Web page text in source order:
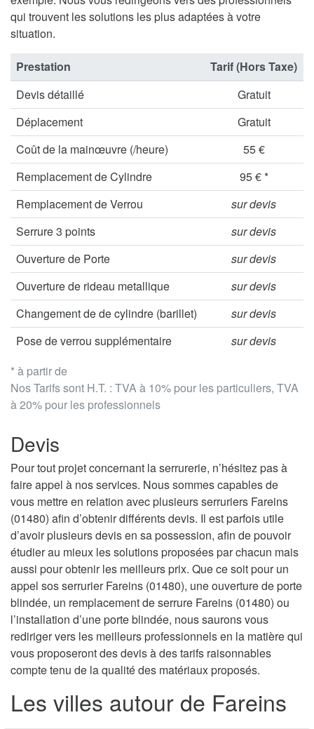
qui trouvent les solutions les plus adaptées à votre
situation.
* à partir de
Nos Tarifs sont H.T. : TVA à 10% pour les particuliers, TVA
à 20% pour les professionnels
Prestation
Tarif (Hors Taxe)
Devis détaillé
Gratuit
Déplacement
Gratuit
Coût de la mainœuvre (/heure)
55 €
Remplacement de Cylindre
95 € *
Remplacement de Verrou
sur devis
Serrure 3 points
sur devis
Ouverture de Porte
sur devis
Ouverture de rideau metallique
sur devis
Changement de de cylindre (barillet)
sur devis
Pose de verrou supplémentaire
sur devis
Devis
Pour tout projet concernant la serrurerie, n’hésitez pas à
faire appel à nos services. Nous sommes capables de
vous mettre en relation avec plusieurs serruriers Fareins
(01480) afin d’obtenir différents devis. Il est parfois utile
d’avoir plusieurs devis en sa possession, afin de pouvoir
étudier au mieux les solutions proposées par chacun mais
aussi pour obtenir les meilleurs prix. Que ce soit pour un
appel sos serrurier Fareins (01480), une ouverture de porte
blindée, un remplacement de serrure Fareins (01480) ou
l’installation d’une porte blindée, nous saurons vous
rediriger vers les meilleurs professionnels en la matière qui
vous proposeront des devis à des tarifs raisonnables
compte tenu de la qualité des matériaux proposés.
Les villes autour de Fareins